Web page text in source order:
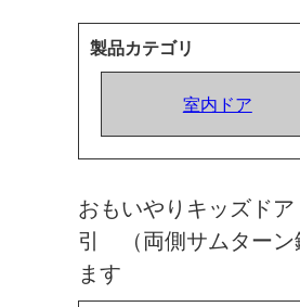
製品カテゴリ
室内ドア
おもいやりキッズ
引 （両側サムターン
ます